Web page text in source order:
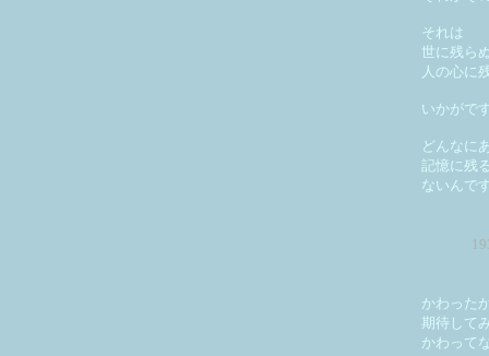
それは
世に残ら
人の心に
いかがで
どんなに
記憶に残
ないんで
かわった
期待して
かわって